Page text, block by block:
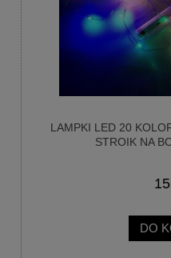
LAMPKI LED 20
STROIK NA
DO